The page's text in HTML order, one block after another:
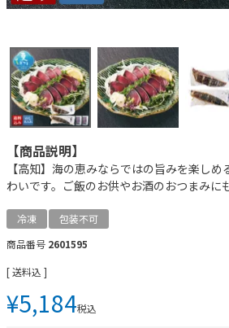
【商品説明】
【高知】海の恵みならではの旨みを楽し
わいです。ご飯のお供やお酒のおつまみに
冷凍
包装不可
商品番号 2601595
送料込
¥5,184税込